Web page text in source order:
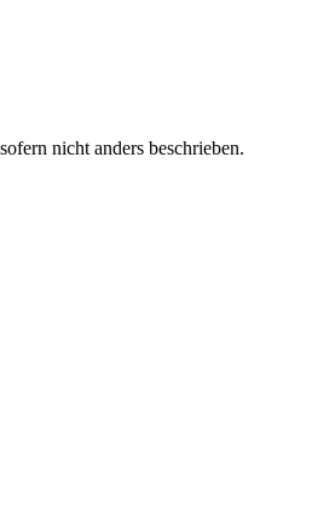
nicht anders beschrieben.